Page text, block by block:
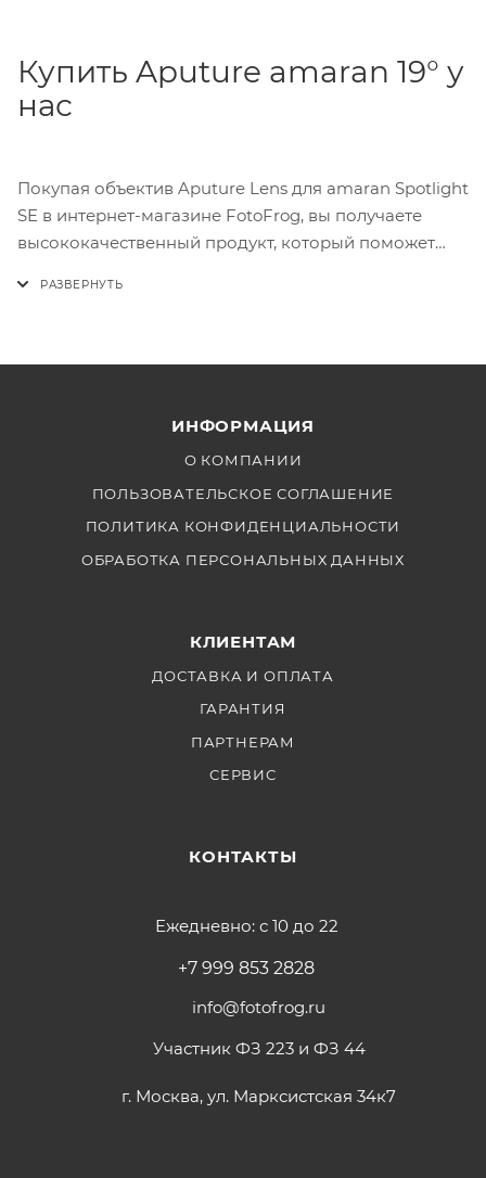
Купить Aputure amaran 19° у
нас
Покупая объектив Aputure Lens для amaran Spotlight
SE в интернет-магазине FotoFrog, вы получаете
высококачественный продукт, который поможет
ИНФОРМАЦИЯ
О КОМПАНИИ
ПОЛЬЗОВАТЕЛЬСКОЕ СОГЛАШЕНИЕ
ПОЛИТИКА КОНФИДЕНЦИАЛЬНОСТИ
ОБРАБОТКА ПЕРСОНАЛЬНЫХ ДАННЫХ
КЛИЕНТАМ
ДОСТАВКА И ОПЛАТА
ГАРАНТИЯ
ПАРТНЕРАМ
СЕРВИС
КОНТАКТЫ
Ежедневно: с 10 до 22
+7 999 853 2828
info@fotofrog.ru
Участник ФЗ 223 и ФЗ 44
г. Москва, ул. Марксистская 34к7